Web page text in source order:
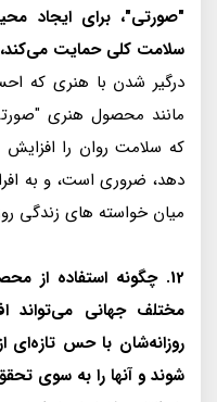
"صورتی"، برای ایجاد
سلامت کلی حمایت
درگیر شدن با هنری که
مانند محصول هنری
که سلامت روان را
دهد، ضروری است، و به
میان خواسته های زندگی
12. چگونه استفاده از
مختلف جهانی می‌تواند
روزانه‌شان با حس تازه‌ای
شوند و آنها را به سوی